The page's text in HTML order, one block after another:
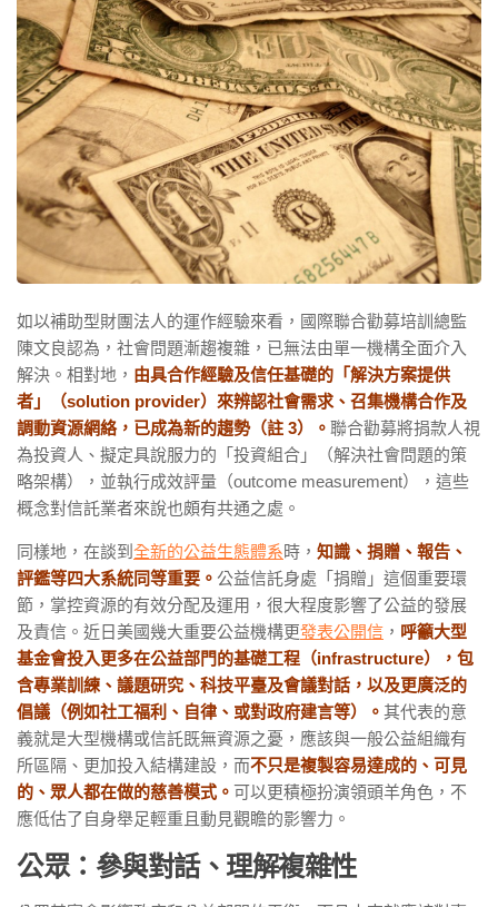
如以補助型財團法人的運作經驗來看，國際聯合勸募培訓總監
陳文良認為，社會問題漸趨複雜，已無法由單一機構全面介入
解決。相對地， 由具合作經驗及信任基礎的「解決方案提供
者」（solution provider）來辨認社會需求、召集機構合作及
調動資源網絡，已成為新的趨勢（註 3）。 聯合勸募將捐款人視
為投資人、擬定具說服力的「投資組合」（解決社會問題的策
略架構），並執行成效評量（outcome measurement），這些
概念對信託業者來說也頗有共通之處。
同樣地，在談到 全新的公益生態體系時， 知識、捐贈、報告、
評鑑等四大系統同等重要。 公益信託身處「捐贈」這個重要環
節，掌控資源的有效分配及運用，很大程度影響了公益的發展
及責信。近日美國幾大重要公益機構更發表公開信 ， 呼籲大型
基金會投入更多在公益部門的基礎工程（infrastructure），包
含專業訓練、議題研究、科技平臺及會議對話，以及更廣泛的
倡議（例如社工福利、自律、或對政府建言等）。 其代表的意
義就是大型機構或信託既無資源之憂，應該與一般公益組織有
所區隔、更加投入結構建設，而不只是複製容易達成的、可見
的、眾人都在做的慈善模式。 可以更積極扮演領頭羊角色，不
應低估了自身舉足輕重且動見觀瞻的影響力。
公眾：參與對話、理解複雜性